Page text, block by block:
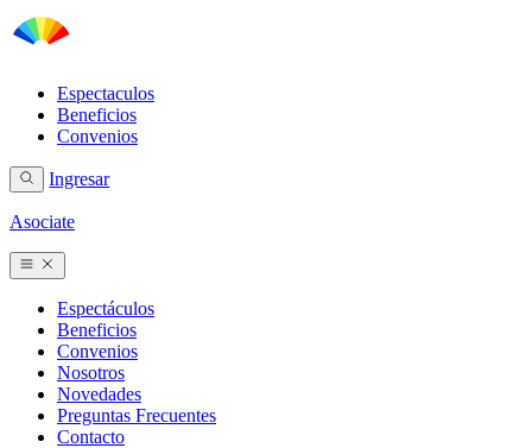
Espectaculos
Beneficios
Convenios
Ingresar
Asociate
Espectáculos
Beneficios
Convenios
Nosotros
Novedades
Preguntas Frecuentes
Contacto